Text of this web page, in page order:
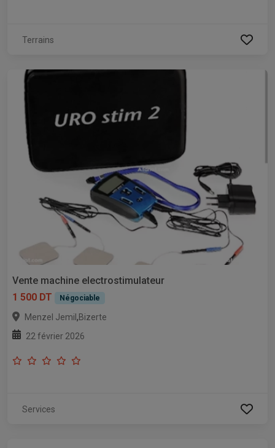
Terrains
Vente machine electrostimulateur
1 500 DT
Négociable
Menzel Jemil ,Bizerte
22 février 2026
Services